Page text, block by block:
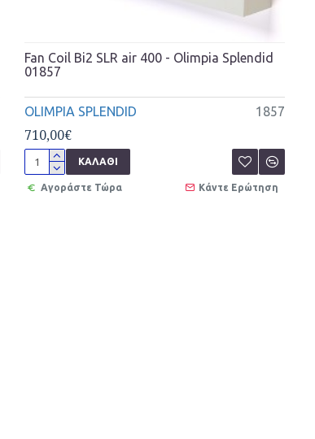
OLIMPIA SPLENDID 1857
Fan Coil Bi2 SLR air 400 - Olimpia Splendid
01857
710,00€
ΚΑΛΆΘΙ
Αγοράστε Τώρα Κάντε Ερώτηση